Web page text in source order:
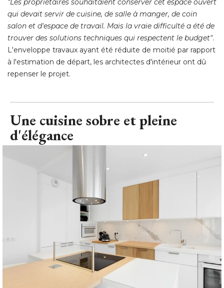
"Les propriétaires souhaitaient conserver cet espace ouvert
qui devait servir de cuisine, de salle à manger, de coin
salon et d'espace de travail. Mais la vraie difficulté a été de
trouver des solutions techniques qui respectent le budget".
L'enveloppe travaux ayant été réduite de moitié par rapport
à l'estimation de départ, les architectes d'intérieur ont dû
repenser le projet.
Une cuisine sobre et pleine
d'élégance